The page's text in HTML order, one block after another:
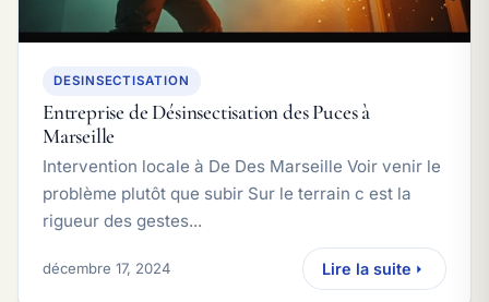
DESINSECTISATION
Entreprise de Désinsectisation des Puces à
Marseille
Intervention locale à De Des Marseille Voir venir le
problème plutôt que subir Sur le terrain c est la
rigueur des gestes...
décembre 17, 2024 Lire la suite